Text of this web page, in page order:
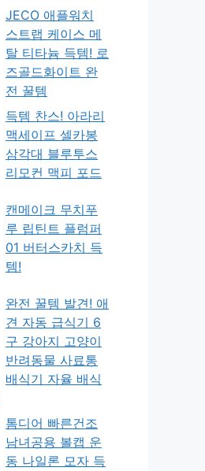
JECO 애플워치
스트랩 케이스 메
탈 티타늄 득템! 로
즈골드화이트 완
전 꿀템
득템 찬스! 아라리
맥세이프 셀카봉
삼각대 블루투스
리모컨 맥피 포드
캔메이크 무치푸
루 립틴트 플럼퍼
01 버터스카치 득
템!
완전 꿀템 발견! 애
견 자동 급식기 6
구 강아지 고양이
반려동물 사료통
배식기 자율 배식
톰디어 빠른건조
남녀공용 볼캡 운
동 나일론 모자 득